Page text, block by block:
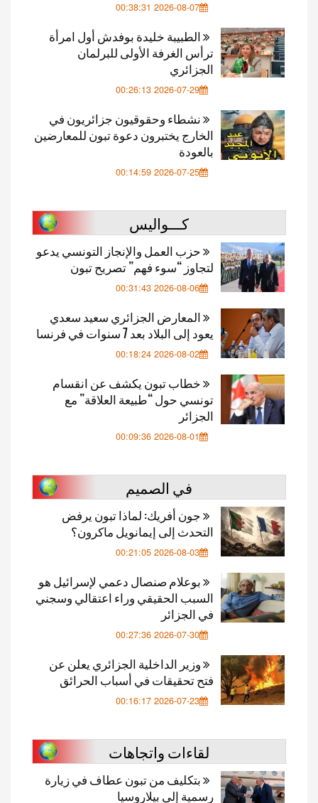
2026-08-07 00:38:31
الطبيبة خليدة بوفدش أول امرأة
ترأس الغرفة الأولى للبرلمان
الجزائري
2026-07-29 00:26:13
نشطاء وحقوقيون جزائريون في
الخارج يختبرون دعوة تبون للمعارضين
بالعودة
2026-07-25 00:14:59
كـــواليس
حزب العمل والإنجاز التونسي يدعو
لتجاوز “سوء فهم” تصريح تبون
2026-08-06 00:31:43
المعارض الجزائري سعيد سعدي
يعود إلى البلاد بعد 7 سنوات في فرنسا
2026-08-02 00:18:24
خطاب تبون يكشف عن انقسام
تونسي حول “طبيعة العلاقة” مع
الجزائر
2026-08-01 00:09:36
في الصميم
جون أفريك: لماذا تبون يرفض
التحدث إلى إيمانويل ماكرون؟
2026-08-03 00:21:05
بوعلام صنصال دعمي لإسرائيل هو
السبب الحقيقي وراء اعتقالي وسجني
في الجزائر
2026-07-30 00:27:36
وزير الداخلية الجزائري يعلن عن
فتح تحقيقات في أسباب الحرائق
2026-07-23 00:16:17
لقاءات واتجاهات
بتكليف من تبون عطاف في زيارة
رسمية إلى بيلاروسيا